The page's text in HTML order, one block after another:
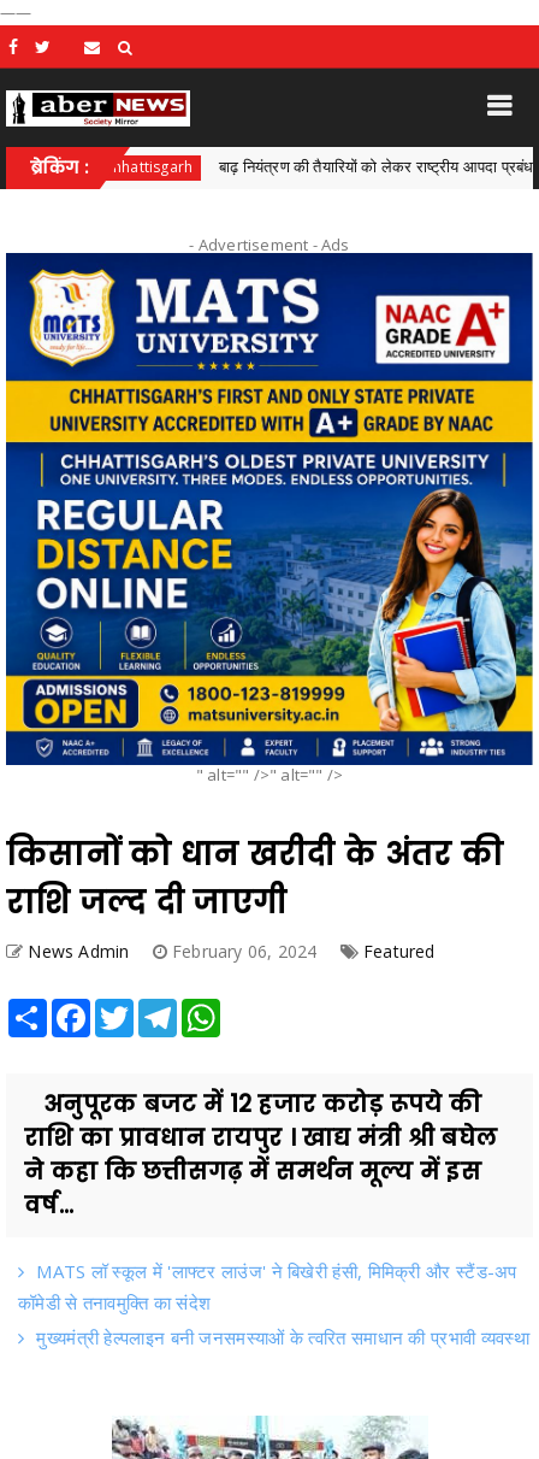
——
ब्रेकिंग :
Chhattisgarh बाढ़ नियंत्रण की तैयारियों को लेकर राष्ट्रीय आपदा प्रबंधन प्राधिकरण
- Advertisement -Ads
" alt="" />" alt="" />
किसानों को धान खरीदी के अंतर की
राशि जल्द दी जाएगी
News Admin February 06, 2024 Featured
Share Facebook
TwitterTelegram
अनुपूरक बजट में 12 हजार करोड़ रूपये की
राशि का प्रावधान रायपुर । खाद्य मंत्री श्री बघेल
ने कहा कि छत्तीसगढ़ में समर्थन मूल्य में इस
वर्ष...
MATS लॉ स्कूल में 'लाफ्टर लाउंज' ने बिखेरी हंसी, मिमिक्री और स्टैंड-अप
कॉमेडी से तनावमुक्ति का संदेश
मुख्यमंत्री हेल्पलाइन बनी जनसमस्याओं के त्वरित समाधान की प्रभावी व्यवस्था